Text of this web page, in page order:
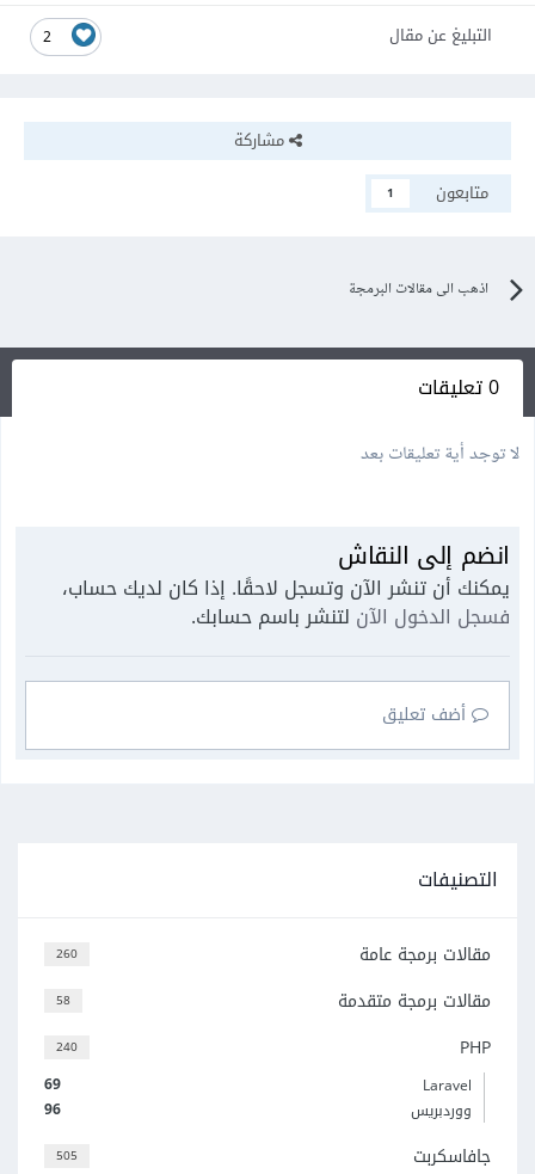
2 التبليغ عن مقال
مشاركة
متابعون
1
اذهب الى مقالات البرمجة
0 تعليقات
لا توجد أية تعليقات بعد
انضم إلى النقاش
يمكنك أن تنشر الآن وتسجل لاحقًا. إذا كان لديك حساب،
فسجل الدخول الآن لتنشر باسم حسابك.
أضف تعليق
التصنيفات
260 مقالات برمجة عامة
58 مقالات برمجة متقدمة
240 PHP
69
Laravel
96
ووردبريس
505 جافاسكربت